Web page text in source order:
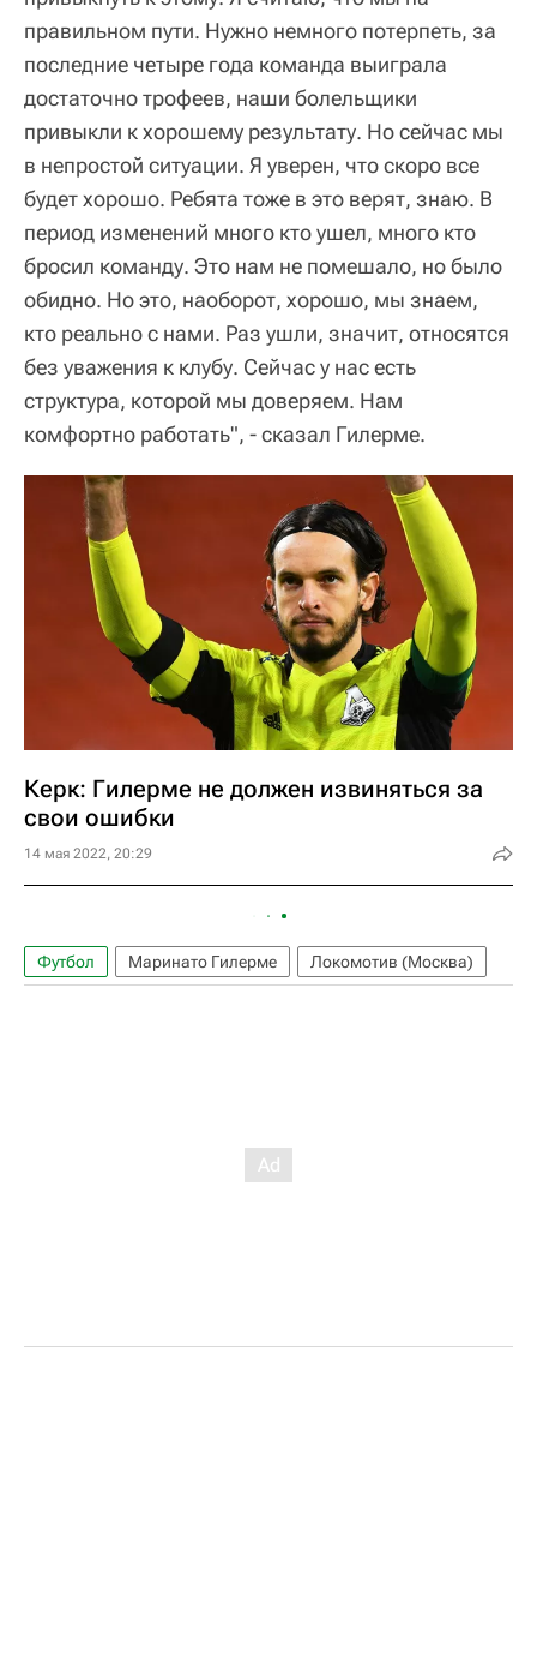
правильном пути. Нужно немного потерпеть, за
последние четыре года команда выиграла
достаточно трофеев, наши болельщики
привыкли к хорошему результату. Но сейчас мы
в непростой ситуации. Я уверен, что скоро все
будет хорошо. Ребята тоже в это верят, знаю. В
период изменений много кто ушел, много кто
бросил команду. Это нам не помешало, но было
обидно. Но это, наоборот, хорошо, мы знаем,
кто реально с нами. Раз ушли, значит, относятся
без уважения к клубу. Сейчас у нас есть
структура, которой мы доверяем. Нам
комфортно работать", - сказал Гилерме.
Керк: Гилерме не должен извиняться за
свои ошибки
14 мая 2022, 20:29
Футбол Маринато Гилерме Локомотив (Москва)